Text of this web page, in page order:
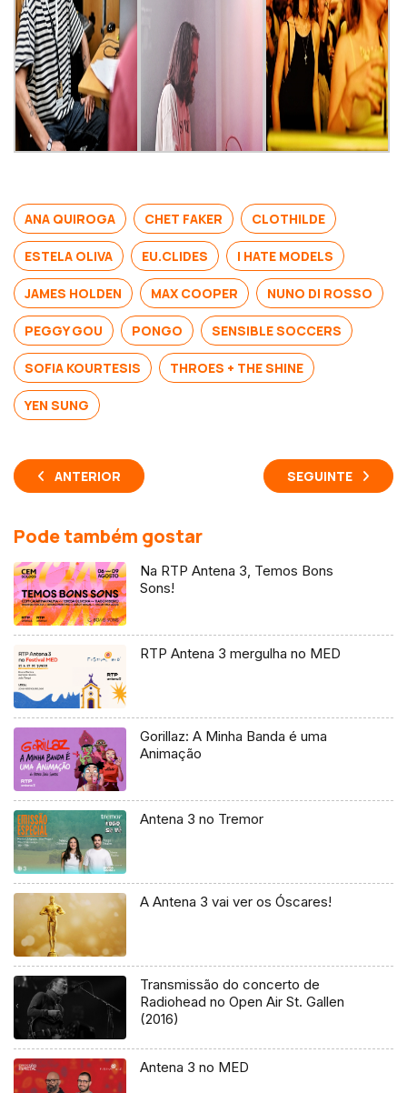
ANA QUIROGA CHET FAKER CLOTHILDE
ESTELA OLIVA EU.CLIDES I HATE MODELS
JAMES HOLDEN MAX COOPER NUNO DI ROSSO
PEGGY GOU PONGO SENSIBLE SOCCERS
SOFIA KOURTESIS THROES + THE SHINE
YEN SUNG
ANTERIOR SEGUINTE
Pode também gostar
Na RTP Antena 3, Temos Bons
Sons!
RTP Antena 3 mergulha no MED
Gorillaz: A Minha Banda é uma
Animação
Antena 3 no Tremor
A Antena 3 vai ver os Óscares!
Transmissão do concerto de
Radiohead no Open Air St. Gallen
(2016)
Antena 3 no MED